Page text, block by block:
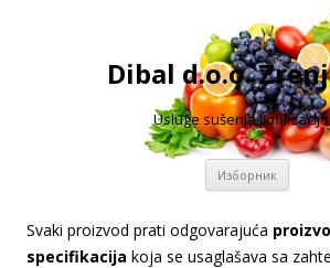
Dibal d.o.o.
Usluge sušenja
Изборник
Svaki proizvod prati odgovarajuća
specifikacija koja se usaglašava sa